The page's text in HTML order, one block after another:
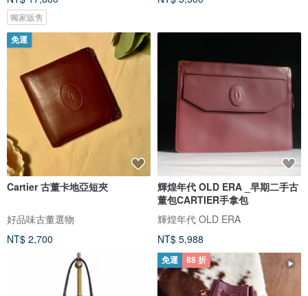
獨家販售
免運
Cartier 古董卡地亞短夾
好品味古董選物
NT$ 2,700
輝煌年代 OLD ERA _早期二手古
董包CARTIER手拿包
輝煌年代 OLD ERA
NT$ 5,988
免運 88 折